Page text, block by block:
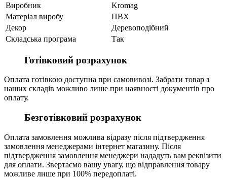
Виробник
Kromag
Матеріал виробу
ПВХ
Декор
Деревоподібний
Складська програма
Так
Готівковий розрахунок
Оплата готівкою доступна при самовивозі. Забрати товар з
наших складів можливо лише при наявності документів про
оплату.
Безготівковий розрахунок
Оплата замовлення можлива відразу після підтвердження
замовлення менеджерами інтернет магазину. Після
підтвердження замовлення менеджери нададуть вам реквізити
для оплати. Звертаємо вашу увагу, що відправлення товару
можливе лише при 100% передоплаті.